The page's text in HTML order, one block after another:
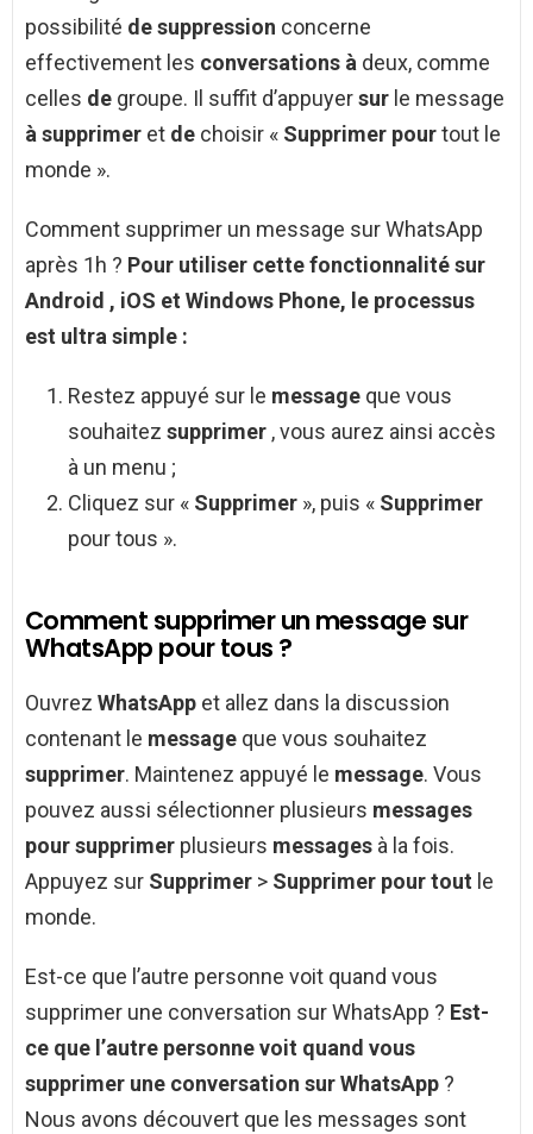
possibilité de suppression concerne
effectivement les conversations à deux, comme
celles de groupe. Il suffit d’appuyersur le message
à supprimer et de choisir « Supprimer pourtout le
monde ».
Comment supprimer un message sur WhatsApp
après 1h ? Pour utiliser cette fonctionnalité sur
Android , iOS et Windows Phone, le processus
est ultra simple :
Restez appuyé sur le message que vous
souhaitez supprimer , vous aurez ainsi accès
à un menu ;
Cliquez sur « Supprimer », puis « Supprimer
pour tous ».
Comment supprimer un message sur
WhatsApp pour tous ?
Ouvrez WhatsApp et allez dans la discussion
contenant le message que vous souhaitez
supprimer. Maintenez appuyé le message. Vous
pouvez aussi sélectionner plusieurs messages
pour supprimer plusieurs messages à la fois.
Appuyez sur Supprimer > Supprimer pour tout le
monde.
Est-ce que l’autre personne voit quand vous
supprimer une conversation sur WhatsApp ? Est-
ce que l’autre personne voit quand vous
supprimer une conversation sur WhatsApp ?
Nous avons découvert que les messages sont